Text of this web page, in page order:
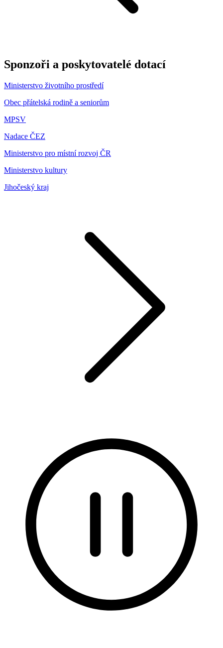
Sponzoři a poskytovatelé dotací
Ministerstvo životního prostředí
Obec přátelská rodině a seniorům
MPSV
Nadace ČEZ
Ministerstvo pro místní rozvoj ČR
Ministerstvo kultury
Jihočeský kraj